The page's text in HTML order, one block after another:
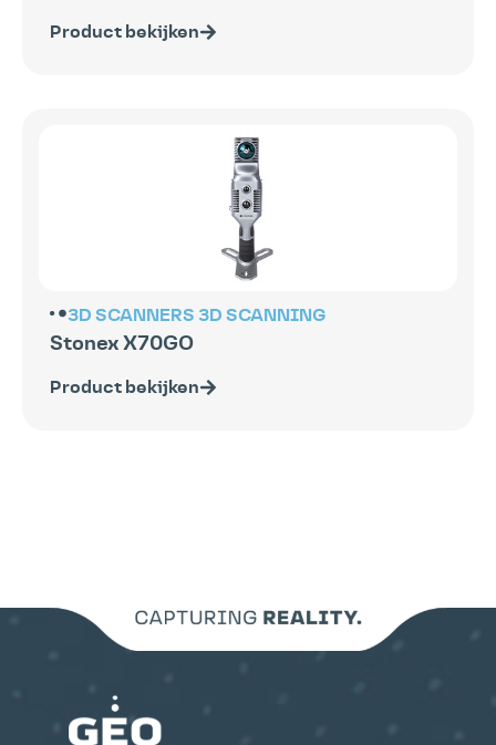
Product bekijken
3D SCANNERS 3D SCANNING
Stonex X70GO
Product bekijken